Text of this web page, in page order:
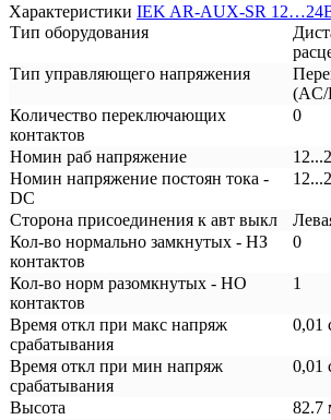
Характеристики IEK AR-AUX-SR
Тип оборудования
Тип управляющего напряжения
(AC/
Количество переключающих
контактов
0
Номин раб напряжение
Номин напряжение постоян тока -
DC
Сторона присоединения к авт выкл
Кол-во нормально замкнутых - НЗ
контактов
0
Кол-во норм разомкнутых - НО
контактов
1
Время откл при макс напряж
срабатывания
0,01
Время откл при мин напряж
срабатывания
0,01
Высота
82.7